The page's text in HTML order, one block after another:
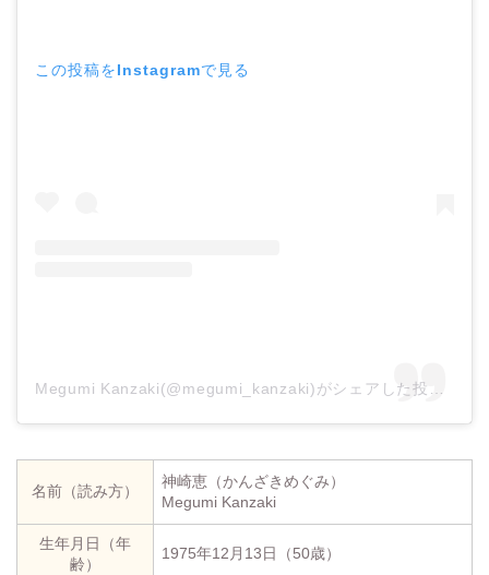
この投稿をInstagramで見る
Megumi Kanzaki(@megumi_kanzaki)がシェアした投稿
名前（読み方）
神崎恵（かんざきめぐみ）
Megumi Kanzaki
生年月日（年
齢）
1975年12月13日（50歳）